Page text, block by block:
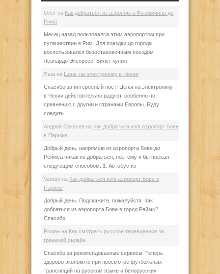
Олег на Как добраться из аэропорта Фьюмичино до
Рима
Месяц назад пользовался этим аэропортом при
путешествии в Рим. Для поездки до города
воспользовался безостановочным поездом
Леонардо Экспресс. Билет купил
Яша на Цены на электронику в Чехии
Спасибо за интересный пост! Цены на электронику
в Чехии действительно радуют, особенно по
сравнению с другими странами Европы. Буду
следить
Андрей Секачев на Как добраться из/в аэропорт Бове
в Париже
Добрый день, напрямую из аэропорта Бове до
Реймса никак не добраться, поэтому я бы поехал
следующим способом. 1. Автобус из
Vardan на Как добраться из/в аэропорт Бове в
Париже
Добрый день. Подскажите, пожалуйста. Как
добраться из аэропорта Бове в город Реймс?
Спасибо.
Роман на Как смотреть русское телевидение за
границей онлайн
Спасибо за рекомендованные сервисы. Теперь
здорово экономлю при просмотре футбольных
трансляций на русском языке и белорусских